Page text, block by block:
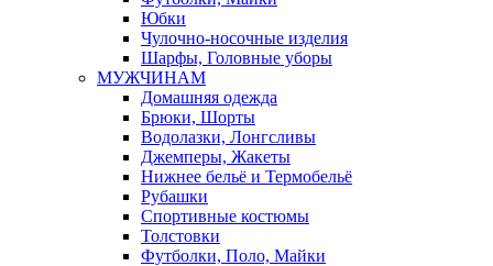
Юбки
Чулочно-носочные изделия
Шарфы, Головные уборы
МУЖЧИНАМ
Домашняя одежда
Брюки, Шорты
Водолазки, Лонгсливы
Джемперы, Жакеты
Нижнее бельё и Термобельё
Рубашки
Спортивные костюмы
Толстовки
Футболки, Поло, Майки